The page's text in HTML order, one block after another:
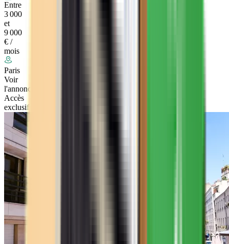
Entre
3 000
et
9 000
€ /
mois
Paris
Voir
l'annonce
Accès
exclusif